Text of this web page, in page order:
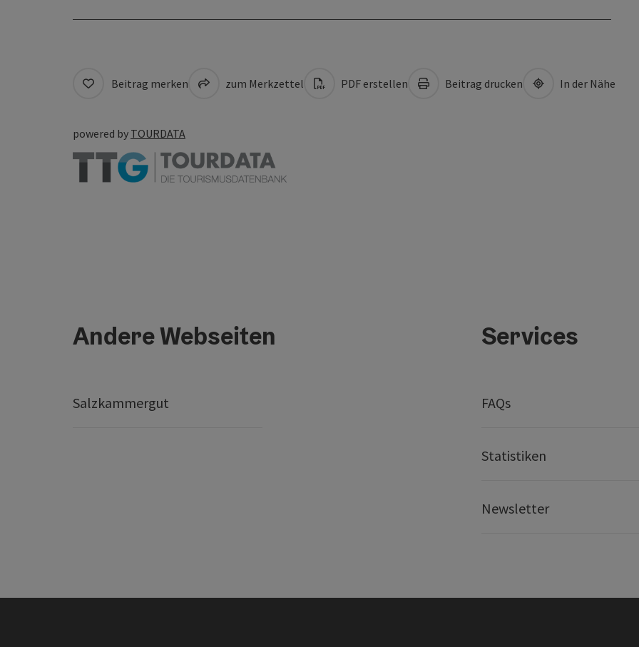
Beitrag merken zum Merkzettel PDF erstellen Beitrag drucken In der Nähe
powered by TOURDATA
Andere Webseiten
Salzkammergut
Services
FAQs
Statistiken
Newsletter